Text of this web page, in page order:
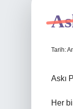
Tarih:
Askı
Her